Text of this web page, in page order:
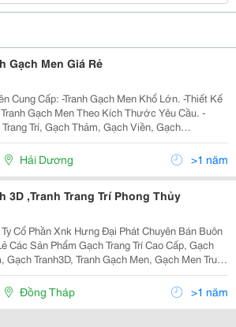
Gạch Men Giá Rẻ
-Tranh Gạch Men Khổ Lớn. -Thiết Kế
Gạch Men Theo Kích Thước Yêu Cầu. -
Trí, Gạch Thảm, Gạch Viền, Gạch
Thiết Bị Vệ Sinh Nhãn Hiệu:
Joyou, Cotto, Sicily, Jodo&Hellip;
Hải Dương >1 năm
3D ,Tranh Trang Trí Phong Thủy
Cổ Phần Xnk Hưng Đại Phát Chuyên Bán Buôn
Các Sản Phẩm Gạch Trang Trí Cao Cấp, Gạch
Gạch Tranh3D, Tranh Gạch Men, Gạch Men Trung
Gạch Bóng Kính, Gạch Tranh, Gạch Thảm Tranh,
Thảm &Hellip;. Được Nhập Khẩu Từ
Đồng Tháp >1 năm